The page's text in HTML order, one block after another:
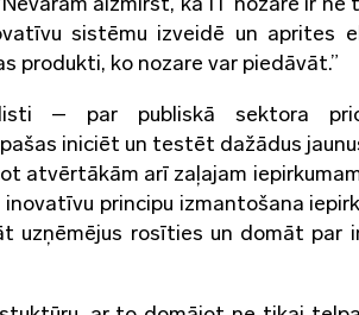
sistēmu izveidē un aprites
produkti, ko nozare var piedāvāt.”
– par publiskā sektora
iniciēt un testēt dažādus
atvērtākām arī zaļajam
principu izmantošana
uzņēmējus rosīties un domāt par